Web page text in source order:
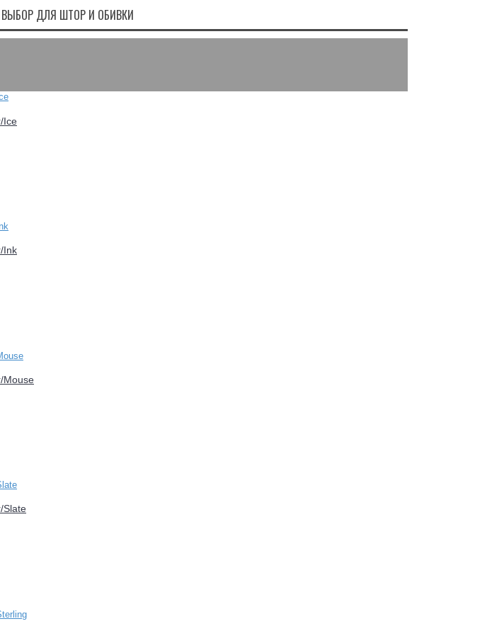
ВЫБОР ДЛЯ ШТОР И ОБИВКИ
Ice
Ink
Mouse
Slate